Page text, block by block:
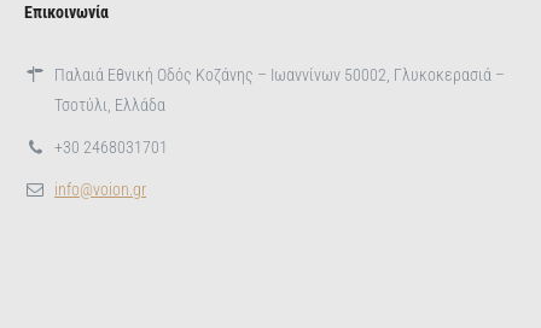
Επικοινωνία
Παλαιά Εθνική Οδός Κοζάνης – Ιωαννίνων 50002, Γλυκοκερασιά –
Τσοτύλι, Ελλάδα
+30 2468031701
info@voion.gr